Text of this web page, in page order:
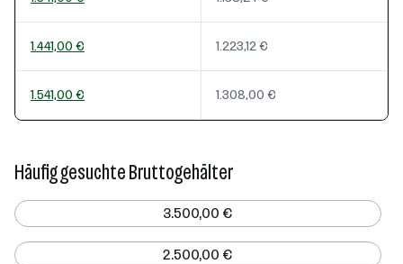
1.441,00 € 1.223,12 €
1.541,00 € 1.308,00 €
Häufig gesuchte Bruttogehälter
3.500,00 €
2.500,00 €